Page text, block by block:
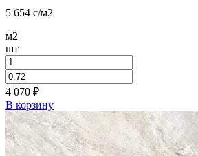
5 654 c/м2
м2
шт
4 070 ₽
В корзину